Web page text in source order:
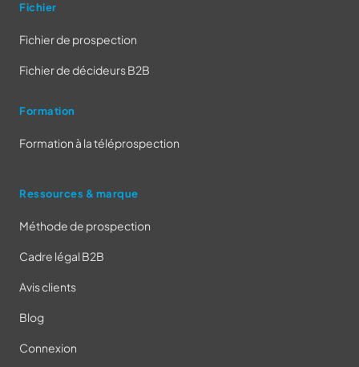
Fichier
Fichier de prospection
Fichier de décideurs B2B
Formation
Formation à la téléprospection
Ressources & marque
Méthode de prospection
Cadre légal B2B
Avis clients
Blog
Connexion